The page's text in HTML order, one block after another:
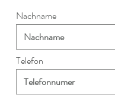
Nachname
Telefon